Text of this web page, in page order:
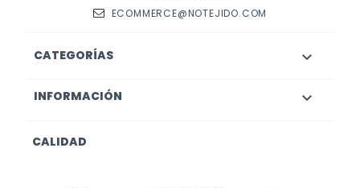
ECOMMERCE@NOTEJIDO.COM
CATEGORÍAS 
INFORMACIÓN 
CALIDAD